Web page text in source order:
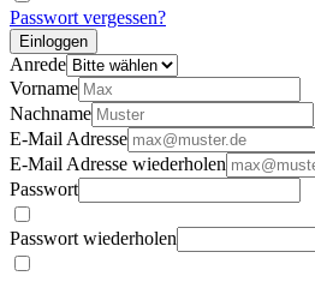
Passwort vergessen?
Einloggen
Anrede
Vorname
Nachname
E-Mail Adresse
E-Mail Adresse wiederholen
Passwort
Passwort wiederholen